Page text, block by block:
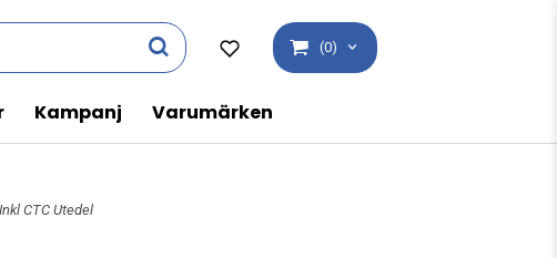
(0)
Kampanj Varumärken
CTC Utedel